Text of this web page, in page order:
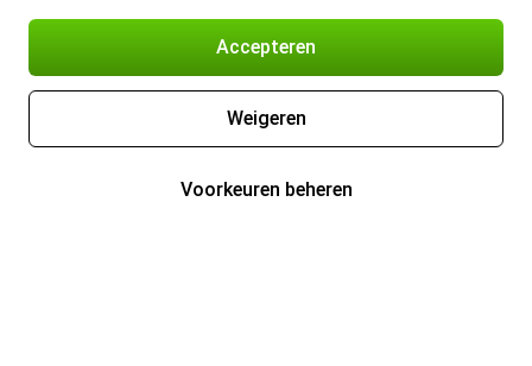
Accepteren
Weigeren
Voorkeuren beheren